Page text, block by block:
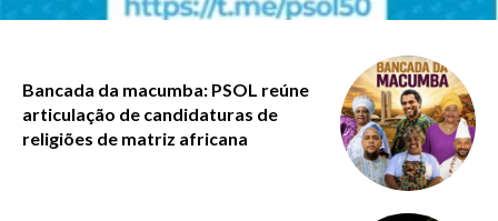
Bancada da macumba: PSOL reúne
articulação de candidaturas de
religiões de matriz africana